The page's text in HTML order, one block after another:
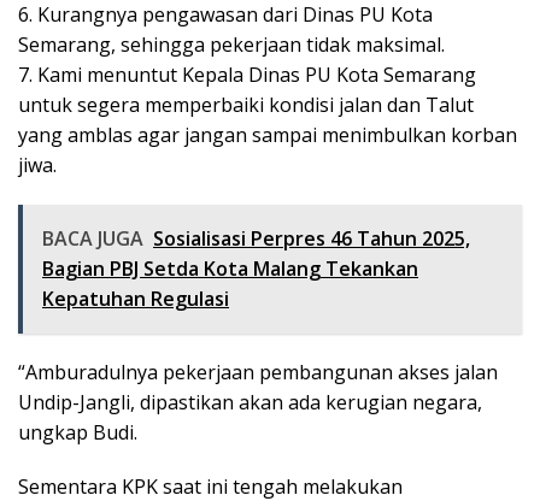
6. Kurangnya pengawasan dari Dinas PU Kota
Semarang, sehingga pekerjaan tidak maksimal.
7. Kami menuntut Kepala Dinas PU Kota Semarang
untuk segera memperbaiki kondisi jalan dan Talut
yang amblas agar jangan sampai menimbulkan korban
jiwa.
BACA JUGA Sosialisasi Perpres 46 Tahun 2025,
Bagian PBJ Setda Kota Malang Tekankan
Kepatuhan Regulasi
“Amburadulnya pekerjaan pembangunan akses jalan
Undip-Jangli, dipastikan akan ada kerugian negara,
ungkap Budi.
Sementara KPK saat ini tengah melakukan